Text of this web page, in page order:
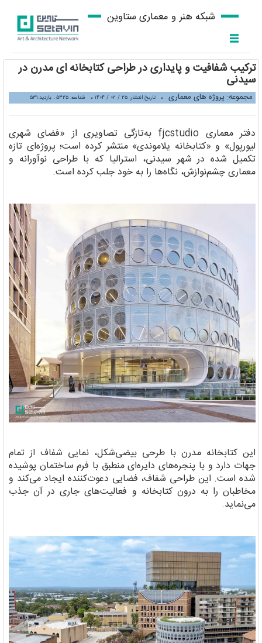
شبکه هنر و معماری ستاوین
ترکیب شفافیت و پایداری در طراحی کتابخانه ای مدرن در
سیدنی
مجموعه: پروژه های معماری ، تاریخ انتشار: ۲۵ / ۰۲ / ۱۴۰۴ ، شناسه: ۵۳۲۵ ، بازدید:۵۳۱
دفتر معماری fjcstudio به‌تازگی تصاویری از «فضای شهری
لیورپول» و «کتابخانه یلاموندی» منتشر کرده است؛ پروژه‌ای تازه‌
تکمیل‌ شده در شهر سیدنی، استرالیا که با طراحی نوآورانه و
معماری چشم‌نوازش، نگاه‌ها را به خود جلب کرده است.
این کتابخانه مدرن با طرحی بیضی‌شکل، نمایی شفاف از تمام
جهات دارد و با پنجره‌های دایره‌ای منطبق با فرم ساختمان پوشیده
شده است. این طراحی شفاف، فضایی دعوت‌کننده ایجاد می‌کند و
مخاطبان را به درون کتابخانه و فعالیت‌های جاری در آن جذب
می‌نماید.